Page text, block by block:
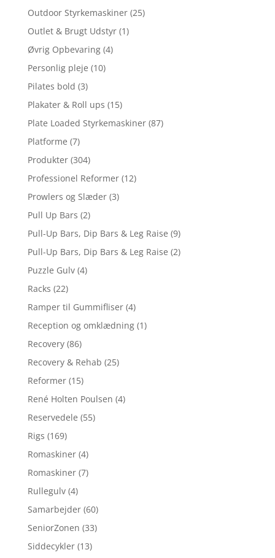
Outdoor Styrkemaskiner (25)
Outlet & Brugt Udstyr (1)
Øvrig Opbevaring (4)
Personlig pleje (10)
Pilates bold (3)
Plakater & Roll ups (15)
Plate Loaded Styrkemaskiner (87)
Platforme (7)
Produkter (304)
Professionel Reformer (12)
Prowlers og Slæder (3)
Pull Up Bars (2)
Pull-Up Bars, Dip Bars & Leg Raise (9)
Pull-Up Bars, Dip Bars & Leg Raise (2)
Puzzle Gulv (4)
Racks (22)
Ramper til Gummifliser (4)
Reception og omklædning (1)
Recovery (86)
Recovery & Rehab (25)
Reformer (15)
René Holten Poulsen (4)
Reservedele (55)
Rigs (169)
Romaskiner (4)
Romaskiner (7)
Rullegulv (4)
Samarbejder (60)
SeniorZonen (33)
Siddecykler (13)